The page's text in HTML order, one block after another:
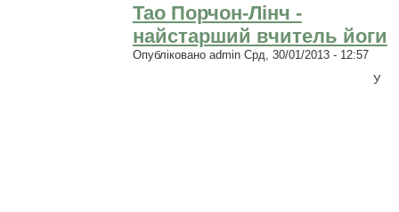
Тао Порчон-Лінч -
найстарший вчитель йоги
Опубліковано adminСрд, 30/01/2013 - 12:57
У